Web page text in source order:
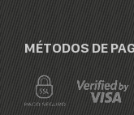
MÉTODOS DE